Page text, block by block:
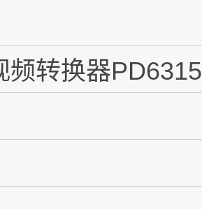
频转换器PD6315